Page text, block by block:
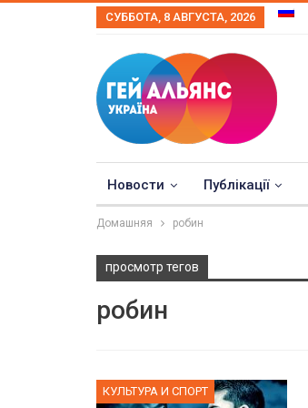
СУББОТА, 8 АВГУСТА, 2026
Новости Публікації
Домашняя робин
просмотр тегов
робин
КУЛЬТУРА И СПОРТ